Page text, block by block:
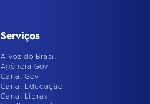
Serviços
A Voz do Brasil
Agência Gov
Canal Gov
Canal Educação
Canal Libras